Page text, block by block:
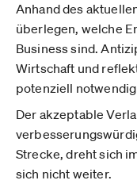
Anhand des
überlegen, welche
Business sind.
Wirtschaft und
potenziell
Der akzeptable
Strecke, dreht sich
sich nicht weiter.